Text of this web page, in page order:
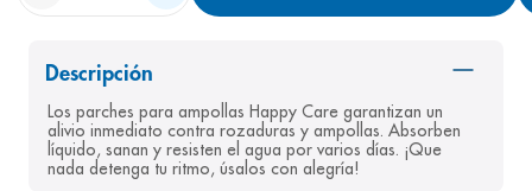
Descripción
Los parches para ampollas Happy Care garantizan un
alivio inmediato contra rozaduras y ampollas. Absorben
líquido, sanan y resisten el agua por varios días. ¡Que
nada detenga tu ritmo, úsalos con alegría!
6. shampoo
9. panolini
10. prueba embarazo